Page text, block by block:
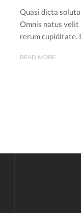
Quasi dicta
Omnis natus velit
rerum cupiditate.
READ MORE